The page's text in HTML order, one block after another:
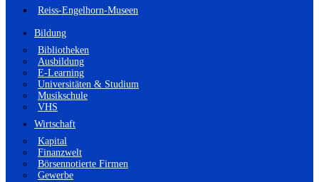
Reiss-Engelhorn-Museen
Bildung
Bibliotheken
Ausbildung
E-Learning
Universitäten & Studium
Musikschule
VHS
Wirtschaft
Kapital
Finanzwelt
Börsennotierte Firmen
Gewerbe